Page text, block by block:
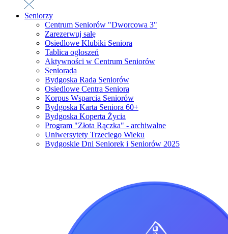
Seniorzy
Centrum Seniorów "Dworcowa 3"
Zarezerwuj salę
Osiedlowe Klubiki Seniora
Tablica ogłoszeń
Aktywności w Centrum Seniorów
Seniorada
Bydgoska Rada Seniorów
Osiedlowe Centra Seniora
Korpus Wsparcia Seniorów
Bydgoska Karta Seniora 60+
Bydgoska Koperta Życia
Program "Złota Rączka" - archiwalne
Uniwersytety Trzeciego Wieku
Bydgoskie Dni Seniorek i Seniorów 2025